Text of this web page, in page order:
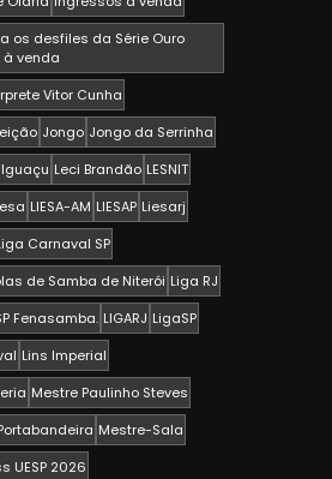
os desfiles da Série Ouro
venda
Vitor Cunha
Jongo Jongo da Serrinha
Leci Brandão LESNIT
LIESA-AM LIESAP Liesarj
Carnaval SP
de Samba de Niterói Liga RJ
Fenasamba. LIGARJ LigaSP
Lins Imperial
Mestre Paulinho Steves
Mestre-Sala
UESP 2026